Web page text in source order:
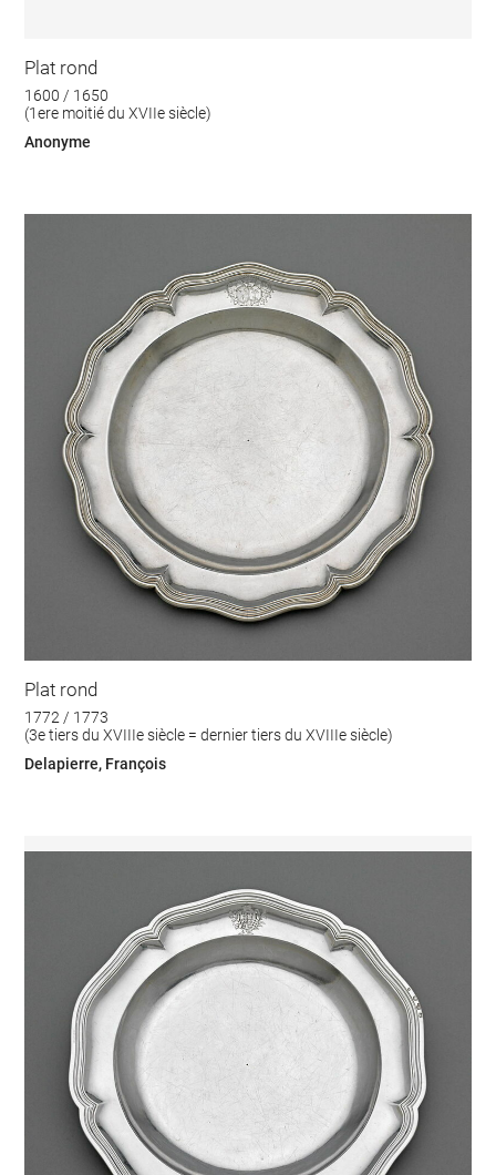
Plat rond
1600 / 1650
(1ere moitié du XVIIe siècle)
Anonyme
Plat rond
1772 / 1773
(3e tiers du XVIIIe siècle = dernier tiers du XVIIIe siècle)
Delapierre, François